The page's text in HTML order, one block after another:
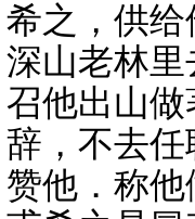
希之，供
深山老林
召他出山
辞，不去
赞他．称